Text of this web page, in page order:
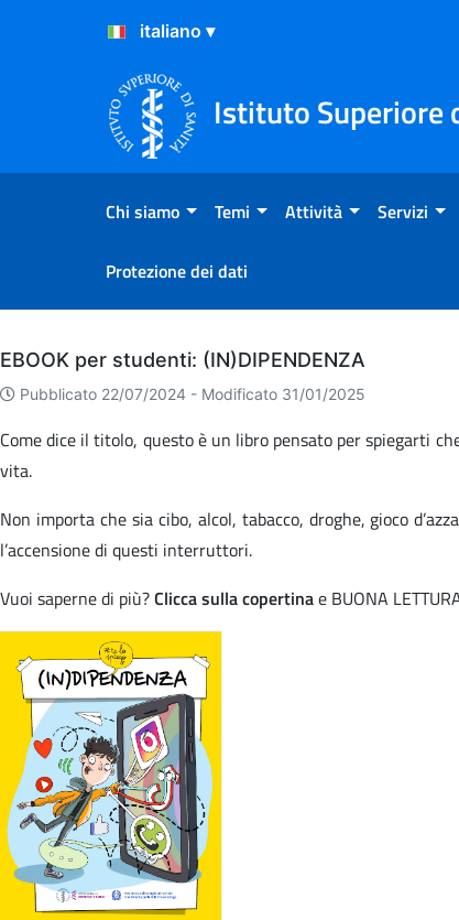
Salta al Contenuto
Salta al Footer
Istituto Superiore
Chi siamo Temi Attività Servizi
Protezione dei dati
Archivio
EBOOK per studenti: (IN)DIPENDENZA
Pubblicato 22/07/2024 - Modificato 31/01/2025
Come dice il titolo, questo è un libro pensato per spiegarti
vita.
Non importa che sia cibo, alcol, tabacco, droghe, gioco
l’accensione di questi interruttori.
Vuoi saperne di più?Clicca sulla copertinae BUONA